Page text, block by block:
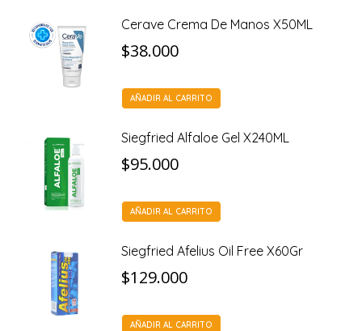
Cerave Crema De Manos X50ML
$38.000
AÑADIR AL CARRITO
Siegfried Alfaloe Gel X240ML
$95.000
AÑADIR AL CARRITO
Siegfried Afelius Oil Free X60Gr
$129.000
AÑADIR AL CARRITO